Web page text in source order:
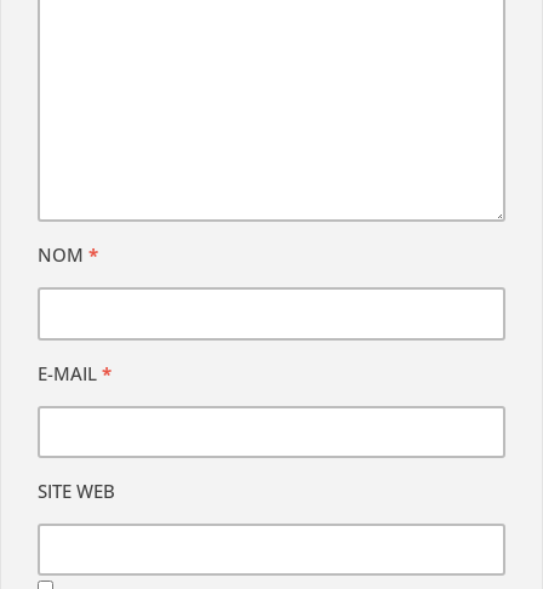
NOM *
E-MAIL *
SITE WEB